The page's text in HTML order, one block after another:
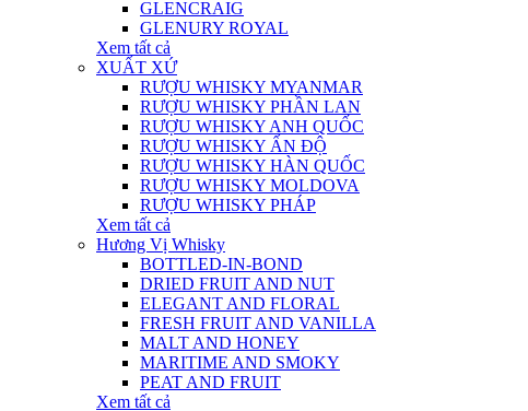
GLENCRAIG
GLENURY ROYAL
Xem tất cả
XUẤT XỨ
RƯỢU WHISKY MYANMAR
RƯỢU WHISKY PHẦN LAN
RƯỢU WHISKY ANH QUỐC
RƯỢU WHISKY ẤN ĐỘ
RƯỢU WHISKY HÀN QUỐC
RƯỢU WHISKY MOLDOVA
RƯỢU WHISKY PHÁP
Xem tất cả
Hương Vị Whisky
BOTTLED-IN-BOND
DRIED FRUIT AND NUT
ELEGANT AND FLORAL
FRESH FRUIT AND VANILLA
MALT AND HONEY
MARITIME AND SMOKY
PEAT AND FRUIT
Xem tất cả